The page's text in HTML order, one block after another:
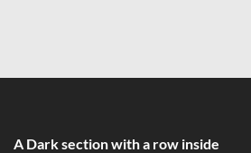
A Dark section with a row inside